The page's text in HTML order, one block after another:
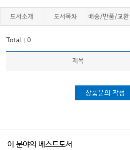
도서소개 도서목차 배송/반품/교환
Total ｜0
제목
상품문의 작성
이 분야의 베스트도서